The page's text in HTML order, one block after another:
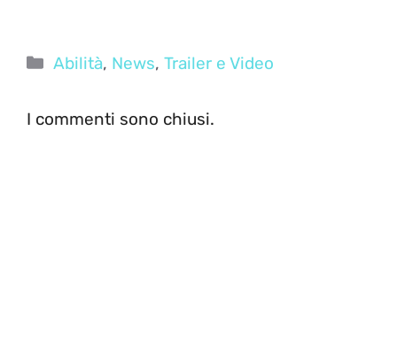
Categorie
Abilità, News,Trailer e Video
I commenti sono chiusi.